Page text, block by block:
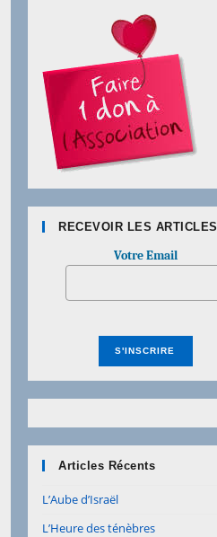
RECEVOIR LES ARTICLES
Votre Email
Articles Récents
L’Aube d’Israël
L’Heure des ténèbres